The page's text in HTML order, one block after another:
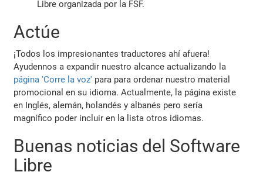
Libre organizada por la FSF.
Actúe
¡Todos los impresionantes traductores ahí afuera!
Ayudennos a expandir nuestro alcance actualizando la
página 'Corre la voz' para para ordenar nuestro material
promocional en su idioma. Actualmente, la página existe
en Inglés, alemán, holandés y albanés pero sería
magnífico poder incluir en la lista otros idiomas.
Buenas noticias del Software
Libre